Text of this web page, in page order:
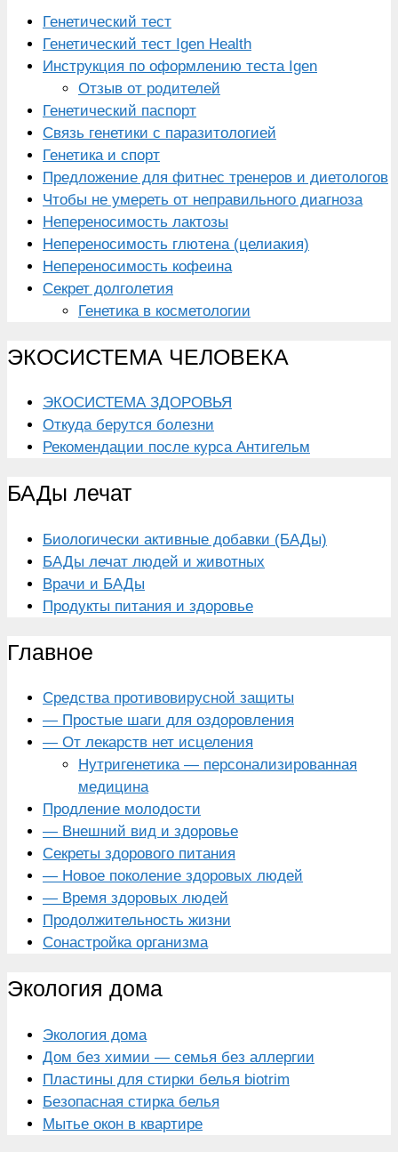
Генетический тест
Генетический тест Igen Health
Инструкция по оформлению теста Igen
Отзыв от родителей
Генетический паспорт
Связь генетики с паразитологией
Генетика и спорт
Предложение для фитнес тренеров и диетологов
Чтобы не умереть от неправильного диагноза
Непереносимость лактозы
Непереносимость глютена (целиакия)
Непереносимость кофеина
Секрет долголетия
Генетика в косметологии
ЭКОСИСТЕМА ЧЕЛОВЕКА
ЭКОСИСТЕМА ЗДОРОВЬЯ
Откуда берутся болезни
Рекомендации после курса Антигельм
БАДы лечат
Биологически активные добавки (БАДы)
БАДы лечат людей и животных
Врачи и БАДы
Продукты питания и здоровье
Главное
Средства противовирусной защиты
— Простые шаги для оздоровления
— От лекарств нет исцеления
Нутригенетика — персонализированная
медицина
Продление молодости
— Внешний вид и здоровье
Секреты здорового питания
— Новое поколение здоровых людей
— Время здоровых людей
Продолжительность жизни
Сонастройка организма
Экология дома
Экология дома
Дом без химии — семья без аллергии
Пластины для стирки белья biotrim
Безопасная стирка белья
Мытье окон в квартире